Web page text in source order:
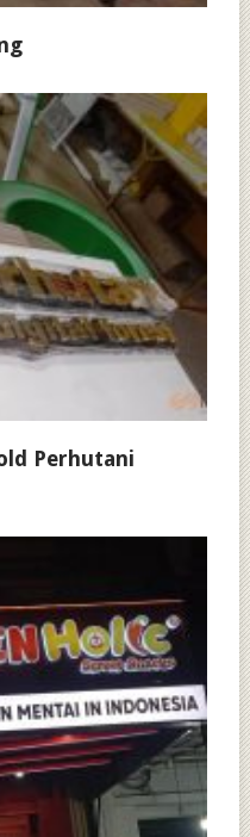
Perhutani